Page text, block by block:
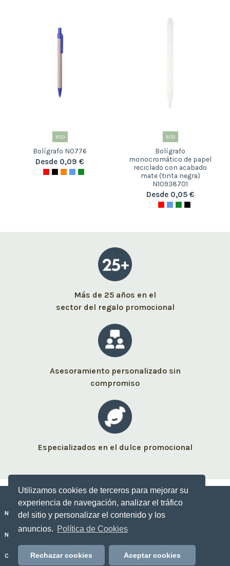
Utilizamos cookies de terceros para mejorar su
experiencia de navegación, analizar el tráfico
del sitio y personalizar el contenido y los
anuncios. Política de Cookies
Rechazar cookies Aceptar cookies
ECO
Bolígrafo N0776
Desde 0,09 €
ECO
Bolígrafo
monocromático de papel
reciclado con acabado
mate (tinta negra)
N10938701
Desde 0,05 €
Más de 25 años en el
sector del regalo promocional
Asesoramiento personalizado sin
compromiso
Especializados en el dulce promocional
Nuestros dulces personalizados
No Sólo Dulce
Contacto